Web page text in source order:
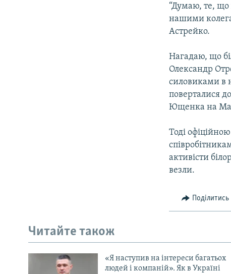
“Думаю, те, що
нашими
Астрейко.
Нагадаю, що
Олександр
силовиками в
поверталися
Ющенка на
Тоді
активісти
везли.
Поділитись
Читайте також
«Я наступив на інтереси багатьох
людей і компаній». Як в Україні